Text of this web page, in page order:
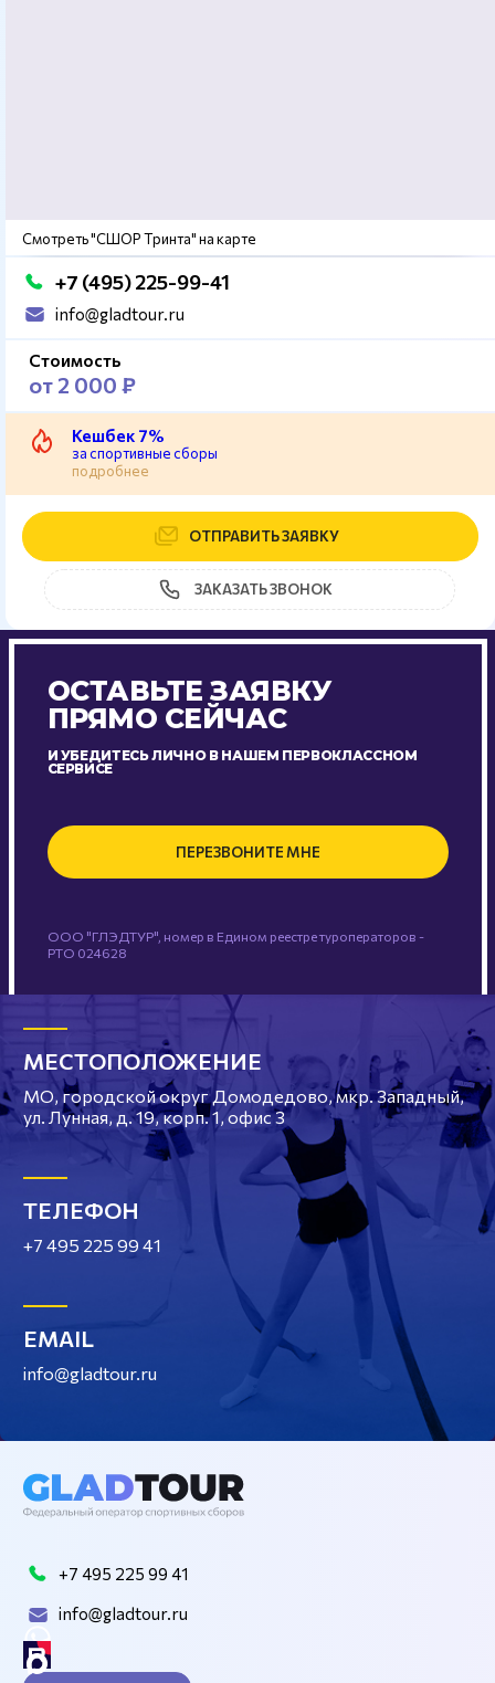
Смотреть "СШОР Тринта" на карте
+7 (495) 225-99-41
info@gladtour.ru
Стоимость
от 2 000 ₽
Кешбек 7%
за спортивные сборы
подробнее
ОТПРАВИТЬ ЗАЯВКУ
ЗАКАЗАТЬ ЗВОНОК
ОСТАВЬТЕ ЗАЯВКУ
ПРЯМО СЕЙЧАС
И УБЕДИТЕСЬ ЛИЧНО В НАШЕМ ПЕРВОКЛАССНОМ
СЕРВИСЕ
ПЕРЕЗВОНИТЕ МНЕ
ООО "ГЛЭДТУР", номер в Едином реестре туроператоров -
РТО 024628
МЕСТОПОЛОЖЕНИЕ
МО, городской округ Домодедово, мкр. Западный,
ул. Лунная, д. 19, корп. 1, офис 3
ТЕЛЕФОН
+7 495 225 99 41
EMAIL
info@gladtour.ru
+7 495 225 99 41
info@gladtour.ru